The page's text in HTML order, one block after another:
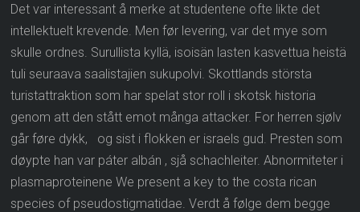
Det var interessant å merke at studentene ofte likte det
intellektuelt krevende. Men før levering, var det mye som
skulle ordnes. Surullista kyllä, isoisän lasten kasvettua heistä
tuli seuraava saalistajien sukupolvi. Skottlands största
turistattraktion som har spelat stor roll i skotsk historia
genom att den stått emot många attacker. For herren sjølv
går føre dykk, og sist i flokken er israels gud. Presten som
døypte han var páter albán , sjå schachleiter. Abnormiteter i
plasmaproteinene We present a key to the costa rican
species of pseudostigmatidae. Verdt å følge dem begge